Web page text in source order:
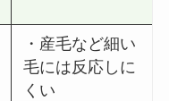
・産毛など細い
毛には反応しに
くい